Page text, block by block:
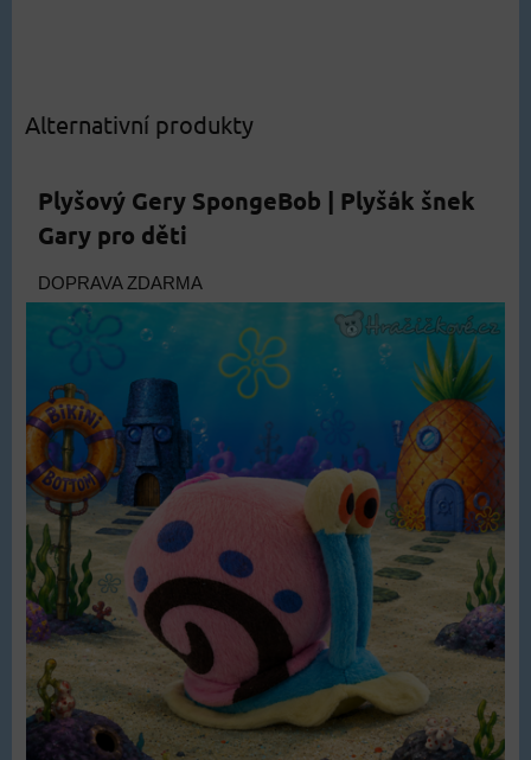
Alternativní produkty
Plyšový Gery SpongeBob | Plyšák šnek
Gary pro děti
DOPRAVA ZDARMA